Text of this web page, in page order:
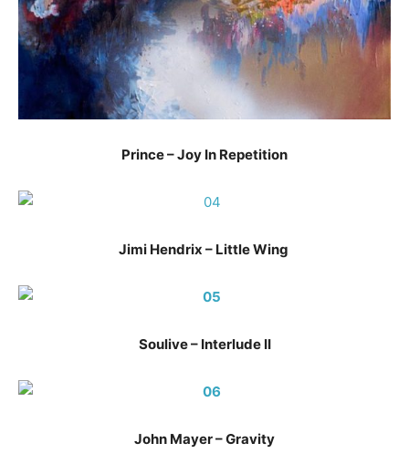
Prince – Joy In Repetition
Jimi Hendrix – Little Wing
Soulive – Interlude II
John Mayer – Gravity